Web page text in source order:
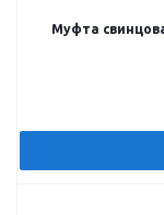
Муфта